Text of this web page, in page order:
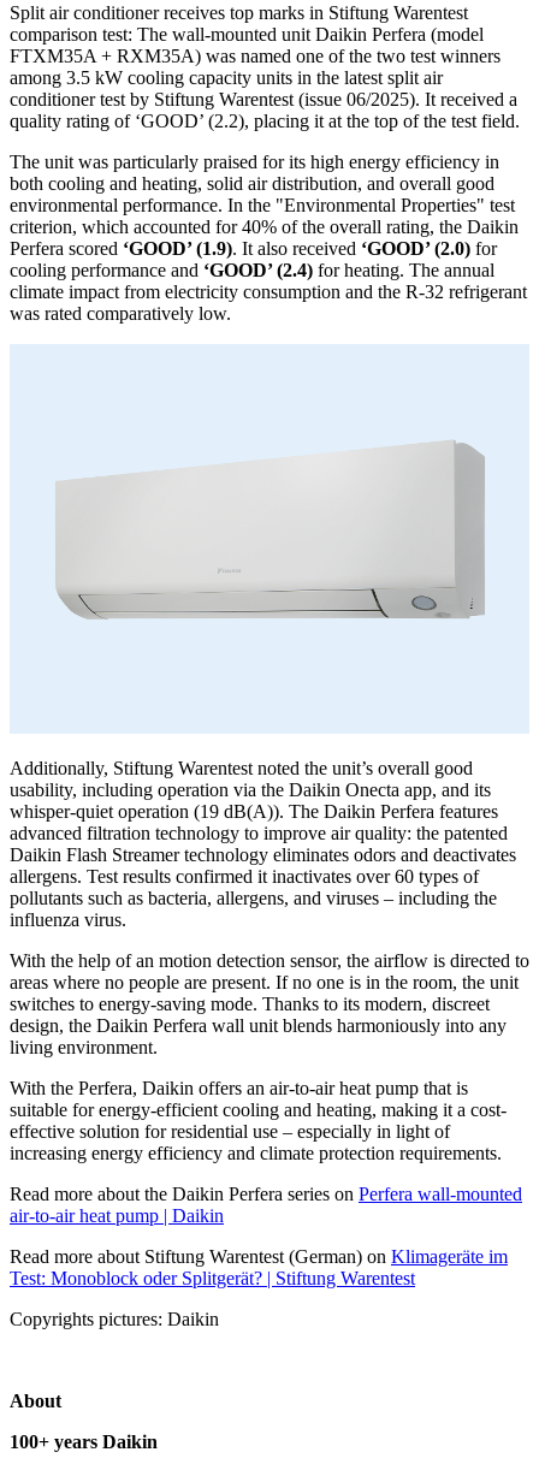
Split air conditioner receives top marks in Stiftung Warentest
comparison test: The wall-mounted unit Daikin Perfera (model
FTXM35A + RXM35A) was named one of the two test winners
among 3.5 kW cooling capacity units in the latest split air
conditioner test by Stiftung Warentest (issue 06/2025). It received a
quality rating of ‘GOOD’ (2.2), placing it at the top of the test field.
The unit was particularly praised for its high energy efficiency in
both cooling and heating, solid air distribution, and overall good
environmental performance. In the "Environmental Properties" test
criterion, which accounted for 40% of the overall rating, the Daikin
Perfera scored ‘GOOD’ (1.9). It also received ‘GOOD’ (2.0) for
cooling performance and ‘GOOD’ (2.4) for heating. The annual
climate impact from electricity consumption and the R-32 refrigerant
was rated comparatively low.
Additionally, Stiftung Warentest noted the unit’s overall good
usability, including operation via the Daikin Onecta app, and its
whisper-quiet operation (19 dB(A)). The Daikin Perfera features
advanced filtration technology to improve air quality: the patented
Daikin Flash Streamer technology eliminates odors and deactivates
allergens. Test results confirmed it inactivates over 60 types of
pollutants such as bacteria, allergens, and viruses – including the
influenza virus.
With the help of an motion detection sensor, the airflow is directed to
areas where no people are present. If no one is in the room, the unit
switches to energy-saving mode. Thanks to its modern, discreet
design, the Daikin Perfera wall unit blends harmoniously into any
living environment.
With the Perfera, Daikin offers an air-to-air heat pump that is
suitable for energy-efficient cooling and heating, making it a cost-
effective solution for residential use – especially in light of
increasing energy efficiency and climate protection requirements.
Read more about the Daikin Perfera series on Perfera wall-mounted
air-to-air heat pump | Daikin
Read more about Stiftung Warentest (German) on Klimageräte im
Test: Monoblock oder Splitgerät? | Stiftung Warentest
Copyrights pictures: Daikin
About
100+ years Daikin